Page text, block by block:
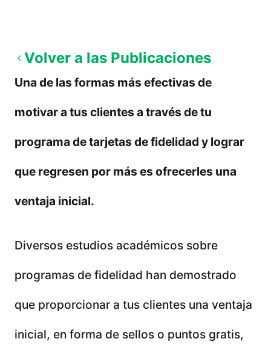
Volver a las Publicaciones
Una de las formas más efectivas de
motivar a tus clientes a través de tu
programa de tarjetas de fidelidad y lograr
que regresen por más es ofrecerles una
ventaja inicial.
Diversos estudios académicos sobre
programas de fidelidad han demostrado
que proporcionar a tus clientes una ventaja
inicial, en forma de sellos o puntos gratis,